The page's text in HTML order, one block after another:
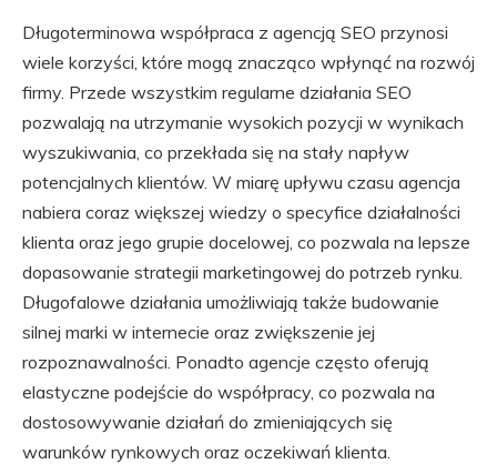
Długoterminowa współpraca z agencją SEO przynosi
wiele korzyści, które mogą znacząco wpłynąć na rozwój
firmy. Przede wszystkim regularne działania SEO
pozwalają na utrzymanie wysokich pozycji w wynikach
wyszukiwania, co przekłada się na stały napływ
potencjalnych klientów. W miarę upływu czasu agencja
nabiera coraz większej wiedzy o specyfice działalności
klienta oraz jego grupie docelowej, co pozwala na lepsze
dopasowanie strategii marketingowej do potrzeb rynku.
Długofalowe działania umożliwiają także budowanie
silnej marki w internecie oraz zwiększenie jej
rozpoznawalności. Ponadto agencje często oferują
elastyczne podejście do współpracy, co pozwala na
dostosowywanie działań do zmieniających się
warunków rynkowych oraz oczekiwań klienta.